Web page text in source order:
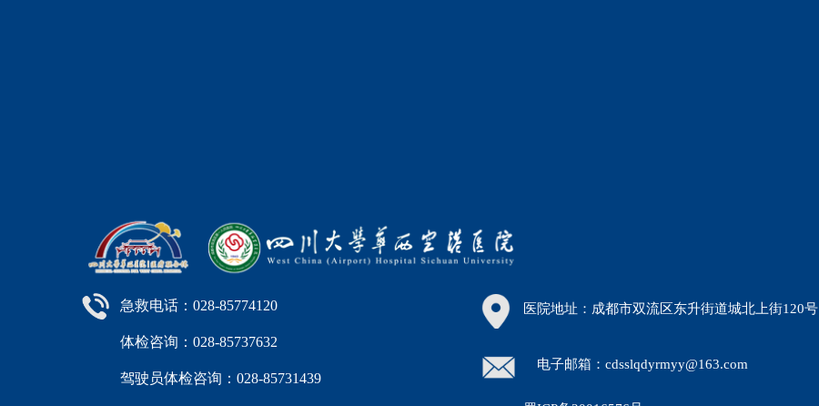
医院地址：成都市双流区东升街道城北上街120号
电子邮箱：cdsslqdyrmyy@163.com
急救电话：028-85774120
体检咨询：028-85737632
驾驶员体检咨询：028-85731439